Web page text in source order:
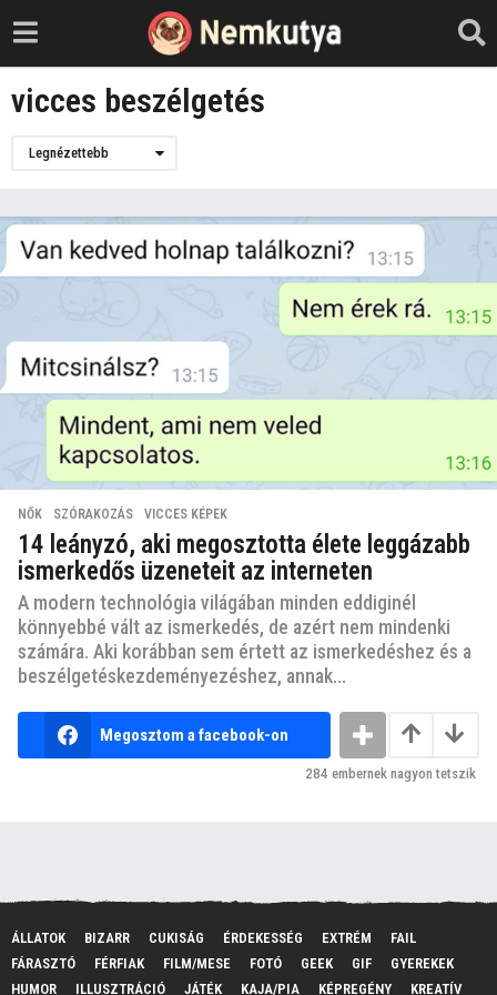
vicces beszélgetés
Legnézettebb
NŐK ,SZÓRAKOZÁS ,VICCES KÉPEK
14 leányzó, aki megosztotta élete leggázabb
ismerkedős üzeneteit az interneten
A modern technológia világában minden eddiginél
könnyebbé vált az ismerkedés, de azért nem mindenki
számára. Aki korábban sem értett az ismerkedéshez és a
beszélgetéskezdeményezéshez, annak...
Megosztom a facebook-on
284 embernek nagyon tetszik
ÁLLATOK BIZARR CUKISÁG ÉRDEKESSÉG EXTRÉM
FAIL
FÁRASZTÓ
FÉRFIAK FILM/MESE FOTÓ GEEK GIF
GYEREKEK
HUMOR
ILLUSZTRÁCIÓ JÁTÉK KAJA/PIA KÉPREGÉNY KREATÍV